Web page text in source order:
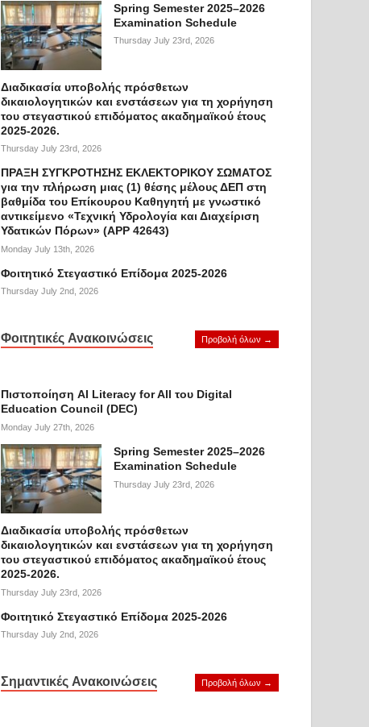
Spring Semester 2025–2026
Examination Schedule
Thursday July 23rd, 2026
Διαδικασία υποβολής πρόσθετων
δικαιολογητικών και ενστάσεων για τη χορήγηση
του στεγαστικού επιδόματος ακαδημαϊκού έτους
2025-2026.
Thursday July 23rd, 2026
ΠΡΑΞΗ ΣΥΓΚΡΟΤΗΣΗΣ ΕΚΛΕΚΤΟΡΙΚΟΥ ΣΩΜΑΤΟΣ
για την πλήρωση μιας (1) θέσης μέλους ΔΕΠ στη
βαθμίδα του Επίκουρου Καθηγητή με γνωστικό
αντικείμενο «Τεχνική Υδρολογία και Διαχείριση
Υδατικών Πόρων» (APP 42643)
Monday July 13th, 2026
Φοιτητικό Στεγαστικό Επίδομα 2025-2026
Thursday July 2nd, 2026
Φοιτητικές Ανακοινώσεις Προβολή όλων →
Πιστοποίηση AI Literacy for All του Digital
Education Council (DEC)
Monday July 27th, 2026
Spring Semester 2025–2026
Examination Schedule
Thursday July 23rd, 2026
Διαδικασία υποβολής πρόσθετων
δικαιολογητικών και ενστάσεων για τη χορήγηση
του στεγαστικού επιδόματος ακαδημαϊκού έτους
2025-2026.
Thursday July 23rd, 2026
Φοιτητικό Στεγαστικό Επίδομα 2025-2026
Thursday July 2nd, 2026
Σημαντικές Ανακοινώσεις Προβολή όλων →